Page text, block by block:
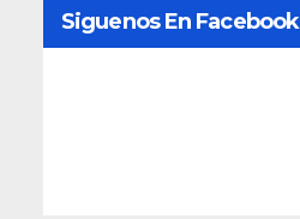
Siguenos En Facebook